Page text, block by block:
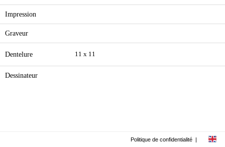
Impression
Graveur
Dentelure 11 x 11
Dessinateur
Politique de confidentialité |